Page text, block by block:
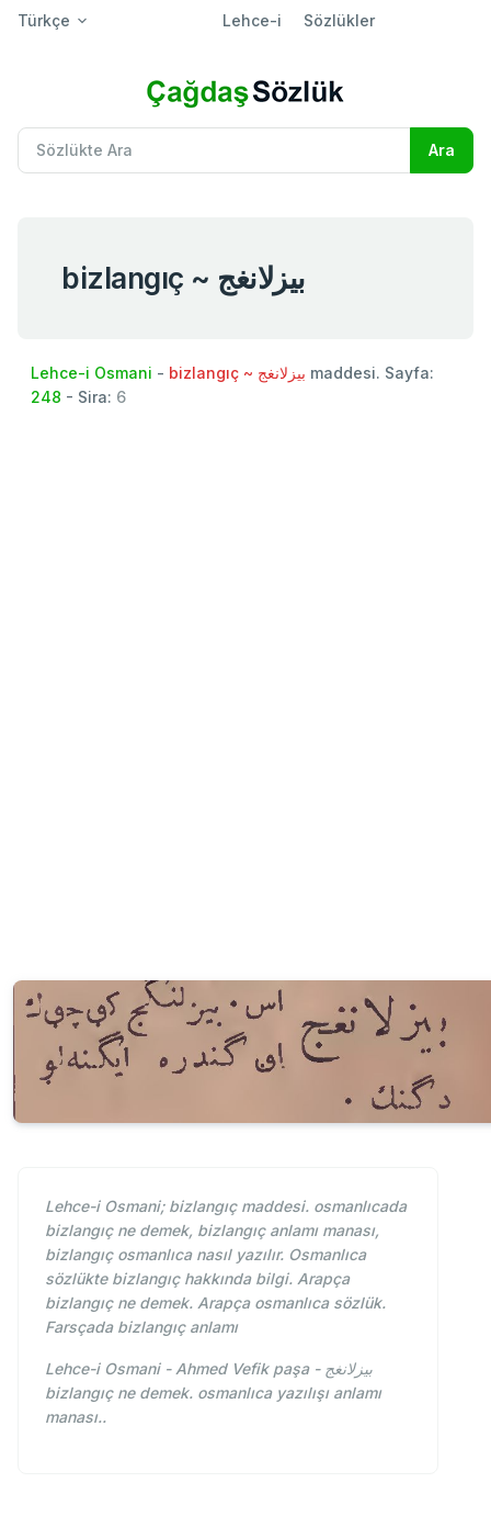
Türkçe Lehce-i Sözlükler
bizlangıç ~ بيزلانغج
Lehce-i Osmani - bizlangıç ~ بيزلانغج maddesi. Sayfa:
248 - Sira: 6
Lehce-i Osmani; bizlangıç maddesi. osmanlıcada
bizlangıç ne demek, bizlangıç anlamı manası,
bizlangıç osmanlıca nasıl yazılır. Osmanlıca
sözlükte bizlangıç hakkında bilgi. Arapça
bizlangıç ne demek. Arapça osmanlıca sözlük.
Farsçada bizlangıç anlamı
Lehce-i Osmani - Ahmed Vefik paşa - بيزلانغج
bizlangıç ne demek. osmanlıca yazılışı anlamı
manası..